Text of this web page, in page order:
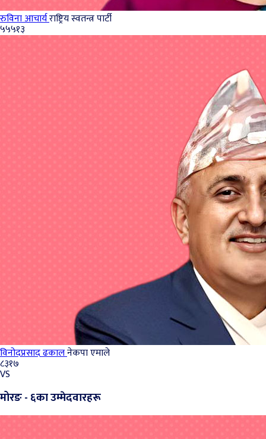
रुविना आचार्यराष्ट्रिय स्वतन्त्र पार्टी
५५५१३
विनोदप्रसाद ढकालनेकपा एमाले
८३१७
VS
मोरङ - ६का उम्मेदवारहरू